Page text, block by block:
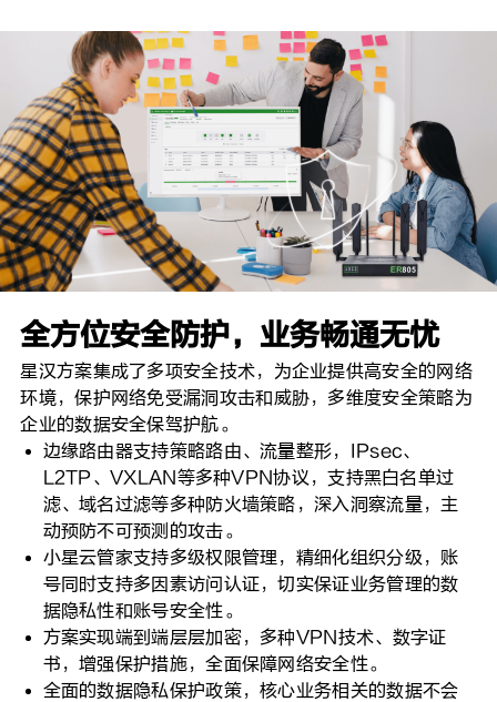
全方位安全防护，业务畅通无忧
星汉方案集成了多项安全技术，为企业提供高安全的网络
环境，保护网络免受漏洞攻击和威胁，多维度安全策略为
企业的数据安全保驾护航。
边缘路由器支持策略路由、流量整形，IPsec、
L2TP、VXLAN等多种VPN协议，支持黑白名单过
滤、域名过滤等多种防火墙策略，深入洞察流量，主
动预防不可预测的攻击。
小星云管家支持多级权限管理，精细化组织分级，账
号同时支持多因素访问认证，切实保证业务管理的数
据隐私性和账号安全性。
方案实现端到端层层加密，多种VPN技术、数字证
书，增强保护措施，全面保障网络安全性。
全面的数据隐私保护政策，核心业务相关的数据不会